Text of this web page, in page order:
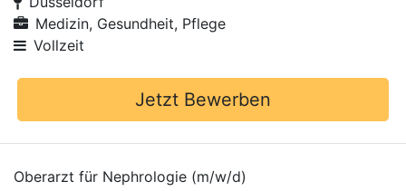
Medizin, Gesundheit, Pflege
Vollzeit
Jetzt Bewerben
Oberarzt für Nephrologie (m/w/d)